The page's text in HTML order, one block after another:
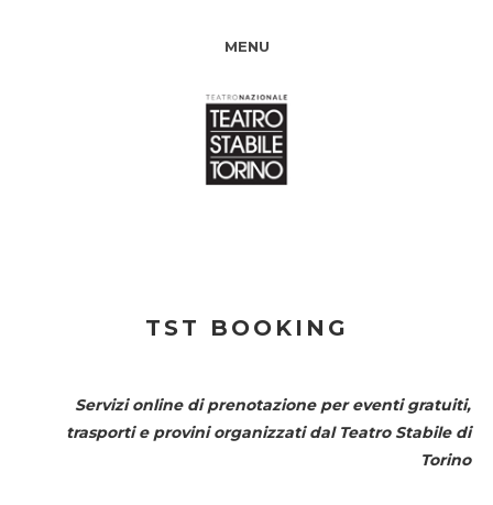
MENU
TST BOOKING
Servizi online di prenotazione per eventi gratuiti,
trasporti e provini organizzati dal Teatro Stabile di
Torino